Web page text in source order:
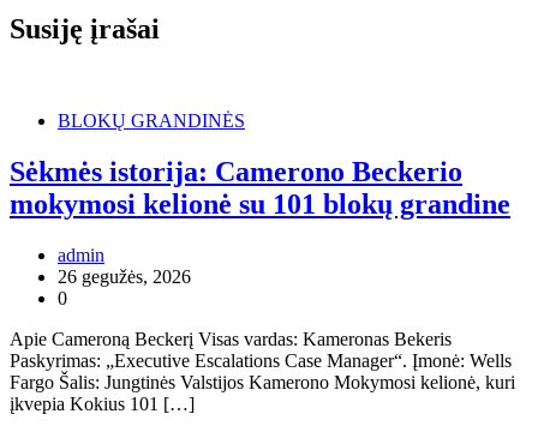
Susiję įrašai
BLOKŲ GRANDINĖS
Sėkmės istorija: Camerono Beckerio
mokymosi kelionė su 101 blokų grandine
admin
26 gegužės, 2026
0
Apie Cameroną Beckerį Visas vardas: Kameronas Bekeris
Paskyrimas: „Executive Escalations Case Manager“. Įmonė: Wells
Fargo Šalis: Jungtinės Valstijos Kamerono Mokymosi kelionė, kuri
įkvepia Kokius 101 […]